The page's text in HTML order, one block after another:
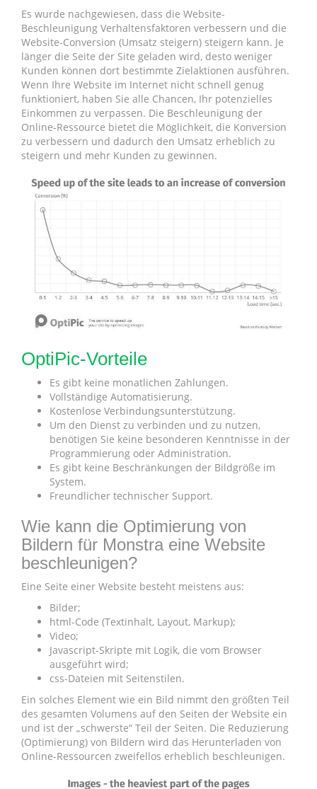
Es wurde nachgewiesen, dass die Website-
Beschleunigung Verhaltensfaktoren verbessern und die
Website-Conversion (Umsatz steigern) steigern kann. Je
länger die Seite der Site geladen wird, desto weniger
Kunden können dort bestimmte Zielaktionen ausführen.
Wenn Ihre Website im Internet nicht schnell genug
funktioniert, haben Sie alle Chancen, Ihr potenzielles
Einkommen zu verpassen. Die Beschleunigung der
Online-Ressource bietet die Möglichkeit, die Konversion
zu verbessern und dadurch den Umsatz erheblich zu
steigern und mehr Kunden zu gewinnen.
OptiPic-Vorteile
Es gibt keine monatlichen Zahlungen.
Vollständige Automatisierung.
Kostenlose Verbindungsunterstützung.
Um den Dienst zu verbinden und zu nutzen,
benötigen Sie keine besonderen Kenntnisse in der
Programmierung oder Administration.
Es gibt keine Beschränkungen der Bildgröße im
System.
Freundlicher technischer Support.
Wie kann die Optimierung von
Bildern für Monstra eine Website
beschleunigen?
Eine Seite einer Website besteht meistens aus:
Bilder;
html-Code (Textinhalt, Layout, Markup);
Video;
Javascript-Skripte mit Logik, die vom Browser
ausgeführt wird;
css-Dateien mit Seitenstilen.
Ein solches Element wie ein Bild nimmt den größten Teil
des gesamten Volumens auf den Seiten der Website ein
und ist der „schwerste“ Teil der Seiten. Die Reduzierung
(Optimierung) von Bildern wird das Herunterladen von
Online-Ressourcen zweifellos erheblich beschleunigen.